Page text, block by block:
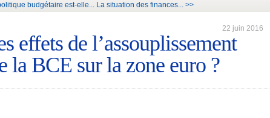
budgétaire est-elle... La situation des finances... >>
22 juin 2016
effets de l’assouplissement
la BCE sur la zone euro ?